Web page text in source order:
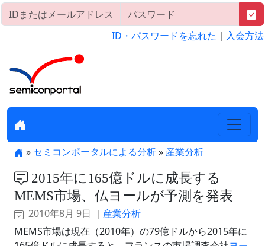
ID・パスワードを忘れた ｜ 入会方法
» セミコンポータルによる分析» 産業分析
2015年に165億ドルに成長する
MEMS市場、仏ヨールが予測を発表
2010年8月 9日 ｜ 産業分析
MEMS市場は現在（2010年）の79億ドルから2015年に